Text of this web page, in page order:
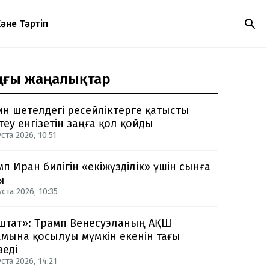
Тәртіп
жаңалықтар
шетелдегі ресейліктерге қатысты
енгізетін заңға қол қойды
2026, 10:51
Иран билігін «екіжүзділік» үшін сынға
2026, 10:35
Трамп Венесуэланың АҚШ
қосылуы мүмкін екенін тағы
2026, 14:21